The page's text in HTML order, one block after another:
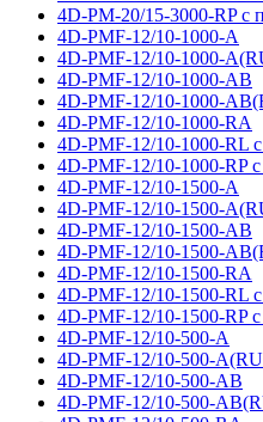
4D-PM-20/15-3000-RP с
4D-PMF-12/10-1000-A
4D-PMF-12/10-1000-
4D-PMF-12/10-1000-AB
4D-PMF-12/10-1000-
4D-PMF-12/10-1000-RA
4D-PMF-12/10-1000-RL
4D-PMF-12/10-1000-RP
4D-PMF-12/10-1500-A
4D-PMF-12/10-1500-
4D-PMF-12/10-1500-AB
4D-PMF-12/10-1500-
4D-PMF-12/10-1500-RA
4D-PMF-12/10-1500-RL
4D-PMF-12/10-1500-RP
4D-PMF-12/10-500-A
4D-PMF-12/10-500-
4D-PMF-12/10-500-AB
4D-PMF-12/10-500-